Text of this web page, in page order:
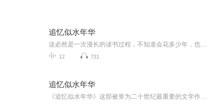
追忆似水年华
12 731
追忆似水年华